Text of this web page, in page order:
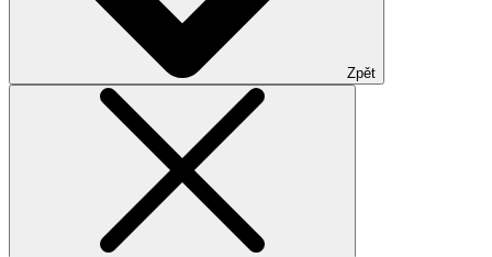
Zpět